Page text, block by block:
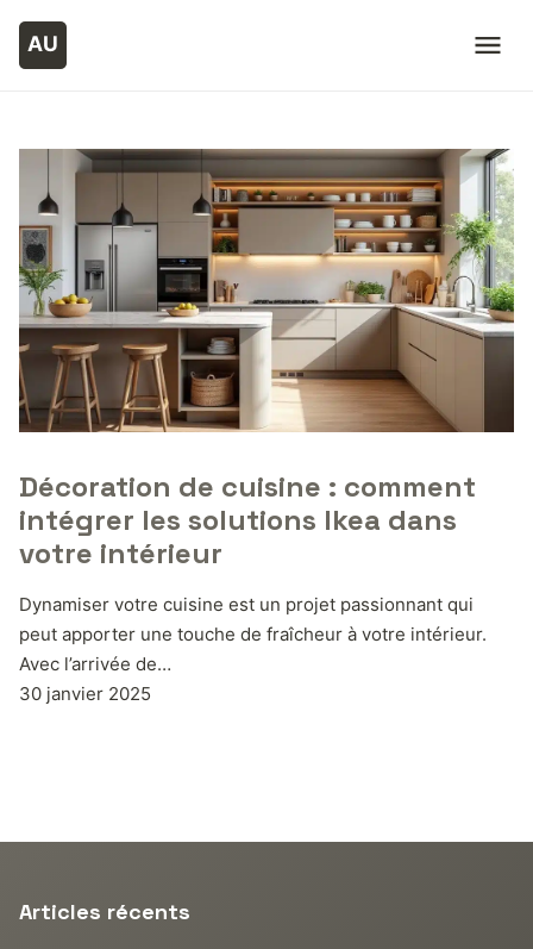
Décoration de cuisine : comment
intégrer les solutions Ikea dans
votre intérieur
Dynamiser votre cuisine est un projet passionnant qui
peut apporter une touche de fraîcheur à votre intérieur.
Avec l’arrivée de…
30 janvier 2025
Articles récents